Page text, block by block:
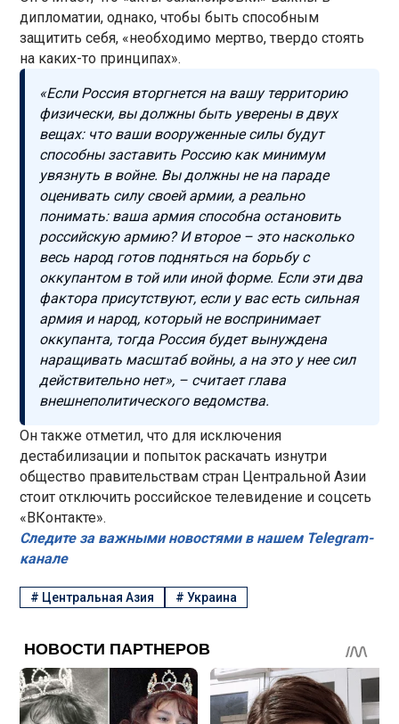
дипломатии, однако, чтобы быть способным
защитить себя, «необходимо мертво, твердо стоять
на каких-то принципах».
«Если Россия вторгнется на вашу территорию
физически, вы должны быть уверены в двух
вещах: что ваши вооруженные силы будут
способны заставить Россию как минимум
увязнуть в войне. Вы должны не на параде
оценивать силу своей армии, а реально
понимать: ваша армия способна остановить
российскую армию? И второе – это насколько
весь народ готов подняться на борьбу с
оккупантом в той или иной форме. Если эти два
фактора присутствуют, если у вас есть сильная
армия и народ, который не воспринимает
оккупанта, тогда Россия будет вынуждена
наращивать масштаб войны, а на это у нее сил
действительно нет», – считает глава
внешнеполитического ведомства.
Он также отметил, что для исключения
дестабилизации и попыток раскачать изнутри
общество правительствам стран Центральной Азии
стоит отключить российское телевидение и соцсеть
«ВКонтакте».
Следите за важными новостями в нашем Telegram-
канале
# Центральная Азия #Украина